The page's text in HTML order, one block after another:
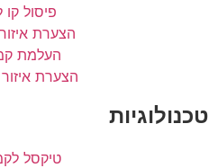
פיסול
הצערת
העלמת
הצערת איזור
טכנולוגיות
טיקסל